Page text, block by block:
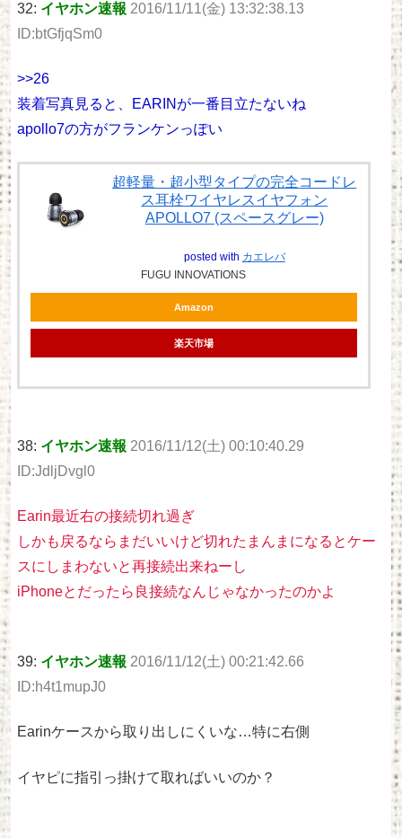
32: イヤホン速報 2016/11/11(金) 13:32:38.13
ID:btGfjqSm0
>>26
装着写真見ると、EARINが一番目立たないね
apollo7の方がフランケンっぽい
超軽量・超小型タイプの完全コードレ
ス耳栓ワイヤレスイヤフォン
APOLLO7 (スペースグレー)
posted with カエレバ
FUGU INNOVATIONS
Amazon
楽天市場
38: イヤホン速報 2016/11/12(土) 00:10:40.29
ID:JdljDvgl0
Earin最近右の接続切れ過ぎ
しかも戻るならまだいいけど切れたまんまになるとケー
スにしまわないと再接続出来ねーし
iPhoneとだったら良接続なんじゃなかったのかよ
39: イヤホン速報 2016/11/12(土) 00:21:42.66
ID:h4t1mupJ0
Earinケースから取り出しにくいな…特に右側
イヤピに指引っ掛けて取ればいいのか？